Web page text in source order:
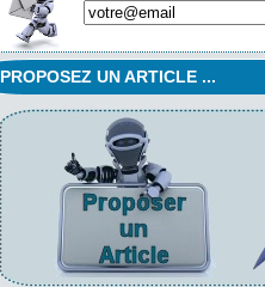
PROPOSEZ UN ARTICLE ...